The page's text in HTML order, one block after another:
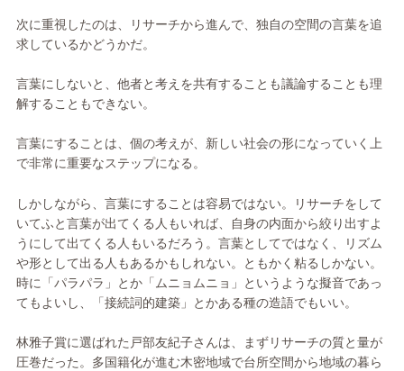
次に重視したのは、リサーチから進んで、独自の空間の言葉を追
求しているかどうかだ。
言葉にしないと、他者と考えを共有することも議論することも理
解することもできない。
言葉にすることは、個の考えが、新しい社会の形になっていく上
で非常に重要なステップになる。
しかしながら、言葉にすることは容易ではない。リサーチをして
いてふと言葉が出てくる人もいれば、自身の内面から絞り出すよ
うにして出てくる人もいるだろう。言葉としてではなく、リズム
や形として出る人もあるかもしれない。ともかく粘るしかない。
時に「パラパラ」とか「ムニョムニョ」というような擬音であっ
てもよいし、「接続詞的建築」とかある種の造語でもいい。
林雅子賞に選ばれた戸部友紀子さんは、まずリサーチの質と量が
圧巻だった。多国籍化が進む木密地域で台所空間から地域の暮ら